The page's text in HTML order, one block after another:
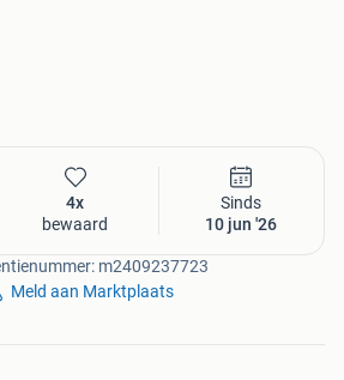
4x
bewaard
Sinds
10 jun '26
m2409237723
Meld aan Marktplaats